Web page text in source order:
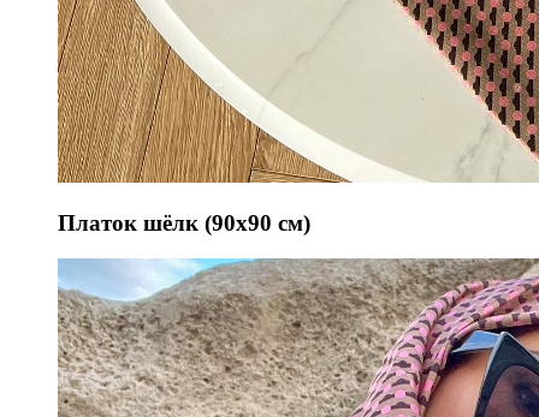
Платок шёлк (90х90 см)